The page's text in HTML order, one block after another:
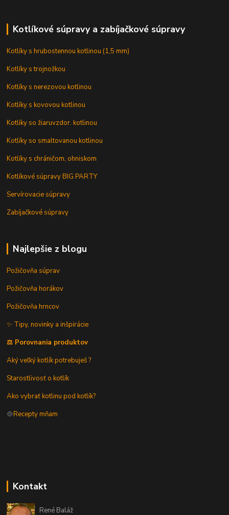
Kotlíkové súpravy a zabíjačkové súpravy
Kotlíky s hrubostennou kotlinou (1,5 mm)
Kotlíky s trojnožkou
Kotlíky s nerezovou kotlinou
Kotlíky s kovovou kotlinou
Kotlíky so žiaruvzdor. kotlinou
Kotlíky so smaltovanou kotlinou
Kotlíky s chráničom, ohniskom
Kotlíkové súpravy BIG PARTY
Servírovacie súpravy
Zabíjačkové súpravy
Najlepšie z blogu
Požičovňa súprav
Požičovňa horákov
Požičovňa hrncov
✨ Tipy, novinky a inšpirácie
⚖️ Porovnania produktov
Aký veľký kotlík potrebuješ ?
Starostlivosť o kotlík
Ako vybrať kotlinu pod kotlík?
🍲Recepty mňam
Kontakt
René Baláž